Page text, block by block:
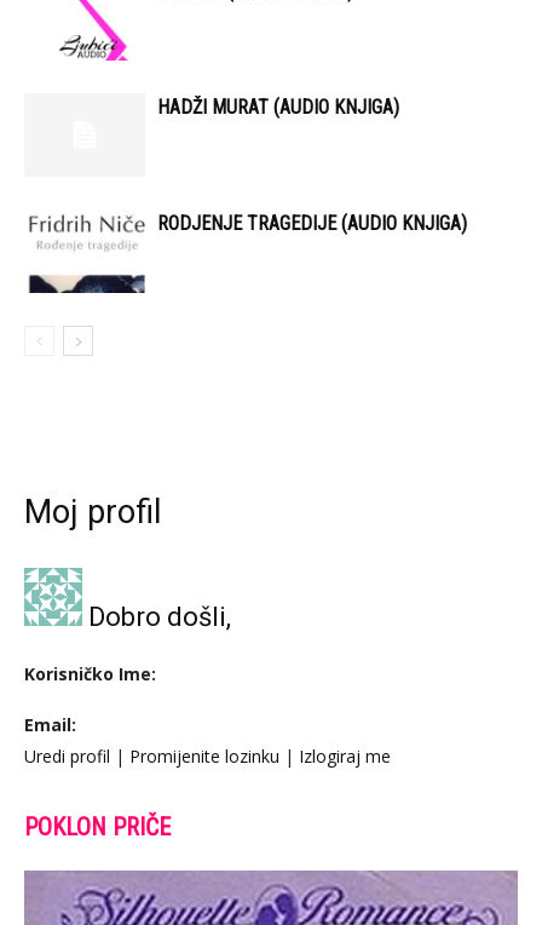
HADŽI MURAT (AUDIO KNJIGA)
RODJENJE TRAGEDIJE (AUDIO KNJIGA)
Moj profil
Dobro došli,
Korisničko Ime:
Email:
Uredi profil | Promijenite lozinku | Izlogiraj me
POKLON PRIČE